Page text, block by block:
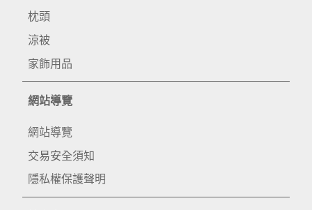
枕頭
涼被
家飾用品
網站導覽
網站導覽
交易安全須知
隱私權保護聲明